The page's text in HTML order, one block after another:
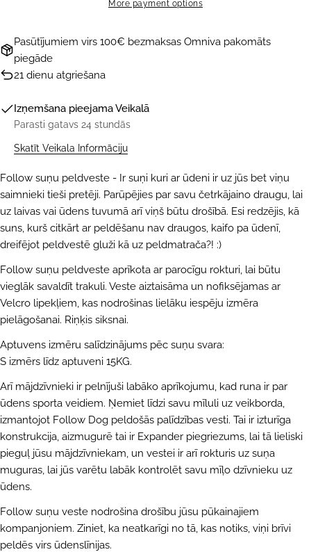
More payment options
Pasūtījumiem virs 100€ bezmaksas Omniva pakomāts
piegāde
21 dienu atgriešana
Izņemšana pieejamaVeikalā
Parasti gatavs 24 stundās
Skatīt Veikala Informāciju
Follow suņu peldveste - Ir suņi kuri ar ūdeni ir uz jūs bet viņu
saimnieki tieši pretēji. Parūpējies par savu četrkājaino draugu, lai
uz laivas vai ūdens tuvumā arī viņš būtu drošībā. Esi redzējis, kā
suns, kurš citkārt ar peldēšanu nav draugos, kaifo pa ūdenī,
dreifējot peldvestē gluži kā uz peldmatrača?! :)
Follow suņu peldveste aprīkota ar parocīgu rokturi, lai būtu
vieglāk savaldīt trakuli. Veste aiztaisāma un nofiksējamas ar
Velcro lipekļiem, kas nodrošinas lielāku iespēju izmēra
pielāgošanai. Riņķis siksnai.
Aptuvens izmēru salīdzinājums pēc suņu svara:
S izmērs līdz aptuveni 15KG.
Arī mājdzīvnieki ir pelnījuši labāko aprīkojumu, kad runa ir par
ūdens sporta veidiem. Ņemiet līdzi savu mīluli uz veikborda,
izmantojot Follow Dog peldošās palīdzības vesti. Tai ir izturīga
konstrukcija, aizmugurē tai ir Expander piegriezums, lai tā lieliski
pieguļ jūsu mājdzīvniekam, un vestei ir arī rokturis uz suņa
muguras, lai jūs varētu labāk kontrolēt savu mīļo dzīvnieku uz
ūdens.
Follow suņu veste nodrošina drošību jūsu pūkainajiem
kompanjoniem. Ziniet, ka neatkarīgi no tā, kas notiks, viņi brīvi
peldēs virs ūdenslīnijas.
Dalīties
KOPĒT
Dalīties
Facebook
DalītiesPiespraust
UZDOT JAUTĀJUMU
Jūsu
vārds
Jūsu
e-
Jūsu
telefons
Jūsu
ziņojums
NOSŪTĪT JAUTĀJUMU